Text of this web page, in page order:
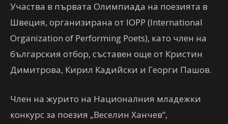
Участва в първата Олимпиада на поезията в
Швеция, организирана от IOPP (International
Organization of Performing Poets), като член на
българския отбор, съставен още от Кристин
Димитрова, Кирил Кадийски и Георги Пашов.
Член на журито на Националния младежки
конкурс за поезия „Веселин Ханчев“,